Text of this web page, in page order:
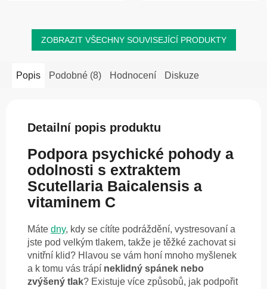
ZOBRAZIT VŠECHNY SOUVISEJÍCÍ PRODUKTY
Popis Podobné (8) Hodnocení Diskuze
Detailní popis produktu
Podpora psychické pohody a
odolnosti s extraktem
Scutellaria Baicalensis a
vitaminem C
Máte dny, kdy se cítíte podráždění, vystresovaní a
jste pod velkým tlakem, takže je těžké zachovat si
vnitřní klid? Hlavou se vám honí mnoho myšlenek
a k tomu vás trápí neklidný spánek nebo
zvýšený tlak? Existuje více způsobů, jak podpořit